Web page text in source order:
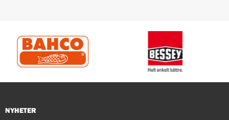
NYHETER